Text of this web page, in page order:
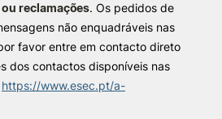
reclamações. Os pedidos de
não enquadráveis nas
favor entre em contacto direto
dos contactos disponíveis nas
https://www.esec.pt/a-